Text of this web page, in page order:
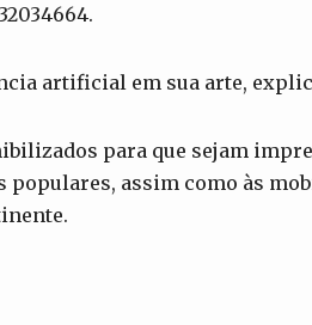
artificial em sua arte,
para que sejam
assim como às